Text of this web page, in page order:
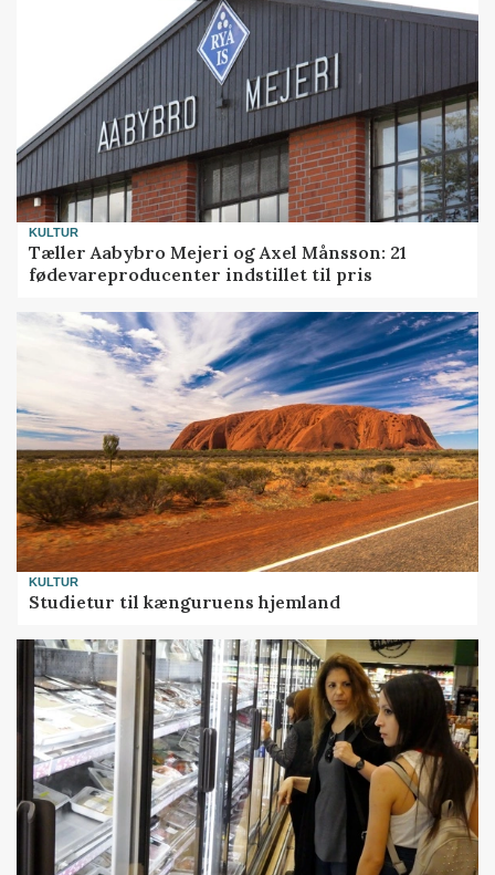
KULTUR
Tæller Aabybro Mejeri og Axel Månsson: 21
fødevareproducenter indstillet til pris
KULTUR
Studietur til kænguruens hjemland